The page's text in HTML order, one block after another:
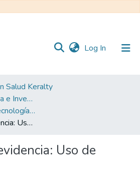
Log In (current)
Salud Keralty
Centro de Evidencia e Investigación para las Decisiones en Salud – CEIDS
Evaluaciones de tecnología sanitaria
Resumen de evidencia: Uso de Retinarisk.
Uso de